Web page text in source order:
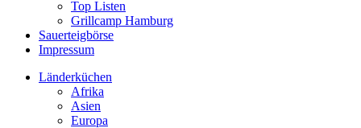
Top Listen
Grillcamp Hamburg
Sauerteigbörse
Impressum
Länderküchen
Afrika
Asien
Europa